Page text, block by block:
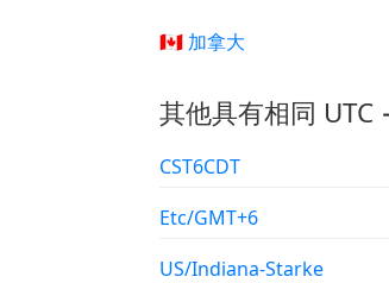
🇨🇦 加拿大
其他具有相同
CST6CDT
Etc/GMT+6
US/Indiana-Starke